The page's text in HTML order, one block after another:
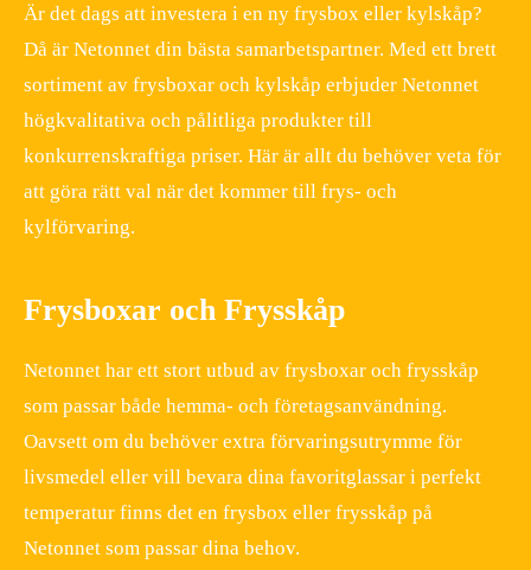
Är det dags att investera i en ny frysbox eller kylskåp?
Då är Netonnet din bästa samarbetspartner. Med ett brett
sortiment av frysboxar och kylskåp erbjuder Netonnet
högkvalitativa och pålitliga produkter till
konkurrenskraftiga priser. Här är allt du behöver veta för
att göra rätt val när det kommer till frys- och
kylförvaring.
Frysboxar och Frysskåp
Netonnet har ett stort utbud av frysboxar och frysskåp
som passar både hemma- och företagsanvändning.
Oavsett om du behöver extra förvaringsutrymme för
livsmedel eller vill bevara dina favoritglassar i perfekt
temperatur finns det en frysbox eller frysskåp på
Netonnet som passar dina behov.